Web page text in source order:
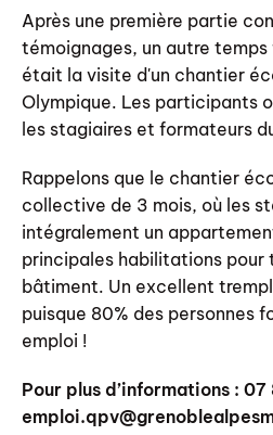
Après une première partie
témoignages, un autre
était la visite d'un chantier
Olympique. Les participants
les stagiaires et formateurs
Rappelons que le chantier
collective de 3 mois, où les
intégralement un
principales habilitations pour
bâtiment. Un excellent
puisque 80% des personnes
emploi !
Pour plus d’informations :